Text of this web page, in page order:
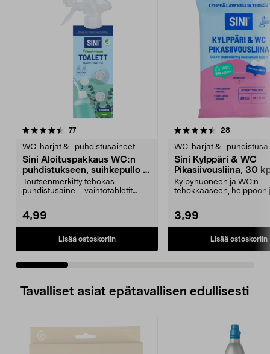
77arvostelut
WC-harjat & -puhdistusaineet
Sini Aloituspakkaus WC:n
puhdistukseen, suihkepullo ja
2 tablettia
Joutsenmerkitty tehokas
puhdistusaine – vaihtotabletit
4,99
Lisää ostoskoriin
4.5 viidestä
28arvostelut
WC-harjat & -
Sini Kylppäri & WC
Pikasiivousliina, 30
Kylpyhuoneen ja WC:n
tehokkaaseen, helppoon
3,99
Lisää ostoskoriin
4.0 viidestä
Tavalliset asiat epätavallisen edullisesti